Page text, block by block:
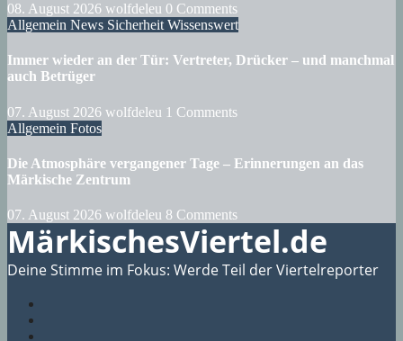
08. August 2026 wolfdeleu 0 Comments
Allgemein News Sicherheit Wissenswert
Immer wieder an der Tür: Vertreter, Drücker – und manchmal
auch Betrüger
07. August 2026 wolfdeleu 1 Comments
Allgemein Fotos
Die Atmosphäre vergangener Tage – Erinnerungen an das
Märkische Zentrum
07. August 2026 wolfdeleu 8 Comments
MärkischesViertel.de
Deine Stimme im Fokus: Werde Teil der Viertelreporter